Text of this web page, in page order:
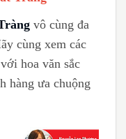
vô cùng đa
cùng xem các
hoa văn sắc
hàng ưa chuộng